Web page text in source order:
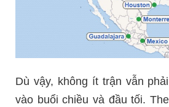
Dù vậy, không ít trận vẫn
vào buổi chiều và đầu tối.